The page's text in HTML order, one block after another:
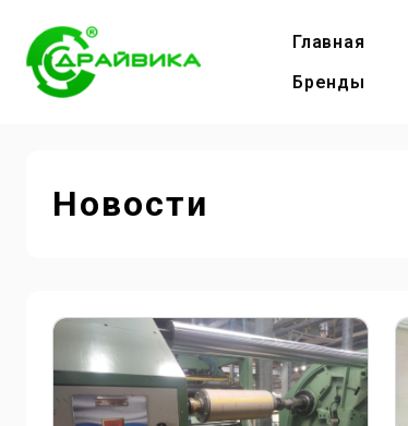
Главная
Бренды
Новости